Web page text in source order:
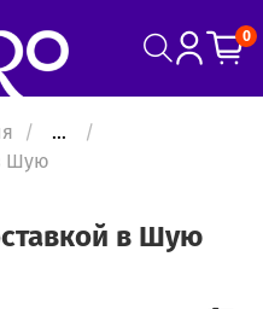
0
...
Шую
в Шую